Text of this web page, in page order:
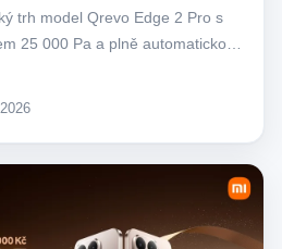
trh model Qrevo Edge 2 Pro s
25 000 Pa a plně automatickou